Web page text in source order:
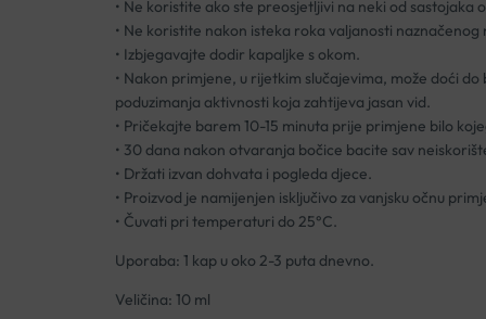
• Ne koristite ako ste preosjetljivi na neki od sastojaka
• Ne koristite nakon isteka roka valjanosti naznačenog
• Izbjegavajte dodir kapaljke s okom.
• Nakon primjene, u rijetkim slučajevima, može doći
poduzimanja aktivnosti koja zahtijeva jasan vid.
• Pričekajte barem 10-15 minuta prije primjene bilo
• 30 dana nakon otvaranja bočice bacite sav
• Držati izvan dohvata i pogleda djece.
• Proizvod je namijenjen isključivo za vanjsku očnu
• Čuvati pri temperaturi do 25°C.
Uporaba: 1 kap u oko 2-3 puta dnevno.
Veličina: 10 ml